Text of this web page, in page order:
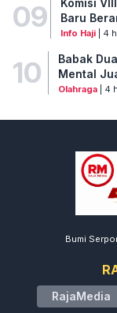
09
Komisi
Baru
Info Haji| 4
10
Babak
Mental
Olahraga| 4
Bumi
RajaMedia